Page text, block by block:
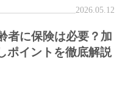
2026.05.12
者に保険は必要？加
ポイントを徹底解説